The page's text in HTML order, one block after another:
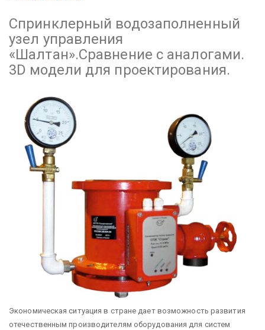
Спринклерный водозаполненный
узел управления
«Шалтан».Сравнение с аналогами.
3D модели для проектирования.
Экономическая ситуация в стране дает возможность развития
отечественным производителям оборудования для систем